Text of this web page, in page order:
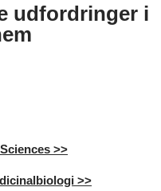
udfordringer i
>>
>>